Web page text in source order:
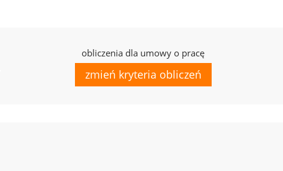
obliczenia dla umowy o pracę
zmień kryteria obliczeń